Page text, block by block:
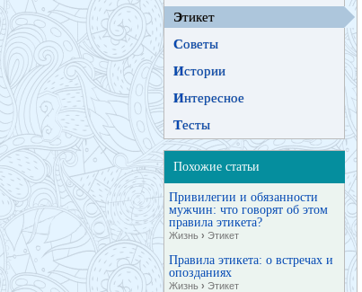
Этикет
Советы
Истории
Интересное
Тесты
Похожие статьи
Привилегии и обязанности
мужчин: что говорят об этом
правила этикета?
Жизнь › Этикет
Правила этикета: о встречах и
опозданиях
Жизнь › Этикет